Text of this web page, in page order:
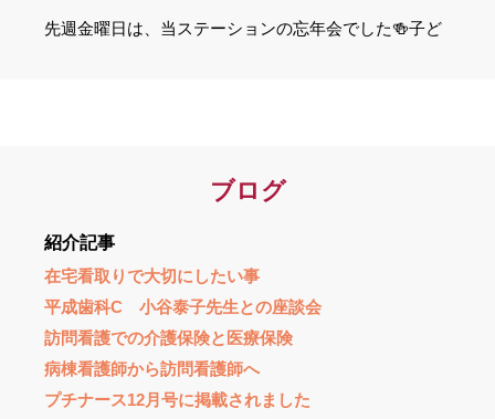
先週金曜日は、当ステーションの忘年会でした🍻子ど
pic.twitter.com/2NjZfA9cM3
(@houkanHandH) December 15, 2025
おはようございます☀
今年入職してくれたスタッフも参加してくれ、全員で
はなかったのですが、食べて飲んで盛り上がりました
ブログ
紹介記事
在宅看取りで大切にしたい事
平成歯科C 小谷泰子先生との座談会
訪問看護での介護保険と医療保険
病棟看護師から訪問看護師へ
プチナース12月号に掲載されました